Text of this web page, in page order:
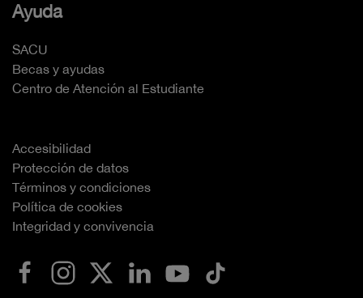
Ayuda
SACU
Becas y ayudas
Centro de Atención al Estudiante
Accesibilidad
Protección de datos
Términos y condiciones
Política de cookies
Integridad y convivencia